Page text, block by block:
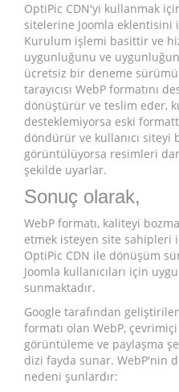
OptiPic CDN'yi kullanmak
sitelerine Joomla
Kurulum işlemi basittir ve
uygunluğunu ve
ücretsiz bir deneme sürümü
tarayıcısı WebP formatını
dönüştürür ve teslim eder,
desteklemiyorsa eski
döndürür ve kullanıcı siteyi
görüntülüyorsa resimleri
şekilde uyarlar.
Sonuç olarak,
WebP formatı, kaliteyi
etmek isteyen site sahipleri
OptiPic CDN ile dönüşüm
Joomla kullanıcıları için
sunmaktadır.
Google tarafından
formatı olan WebP,
görüntüleme ve paylaşma
dizi fayda sunar. WebP'nin
nedeni şunlardır: